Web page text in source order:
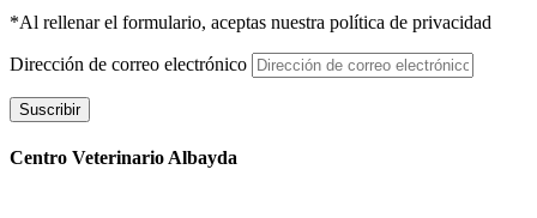
*Al rellenar el formulario, aceptas nuestra política de privacidad
Dirección de correo electrónico
Suscribir
Centro Veterinario Albayda